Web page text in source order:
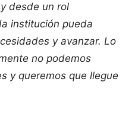
desde un rol
institución pueda
y avanzar. Lo
no podemos
y queremos que llegue